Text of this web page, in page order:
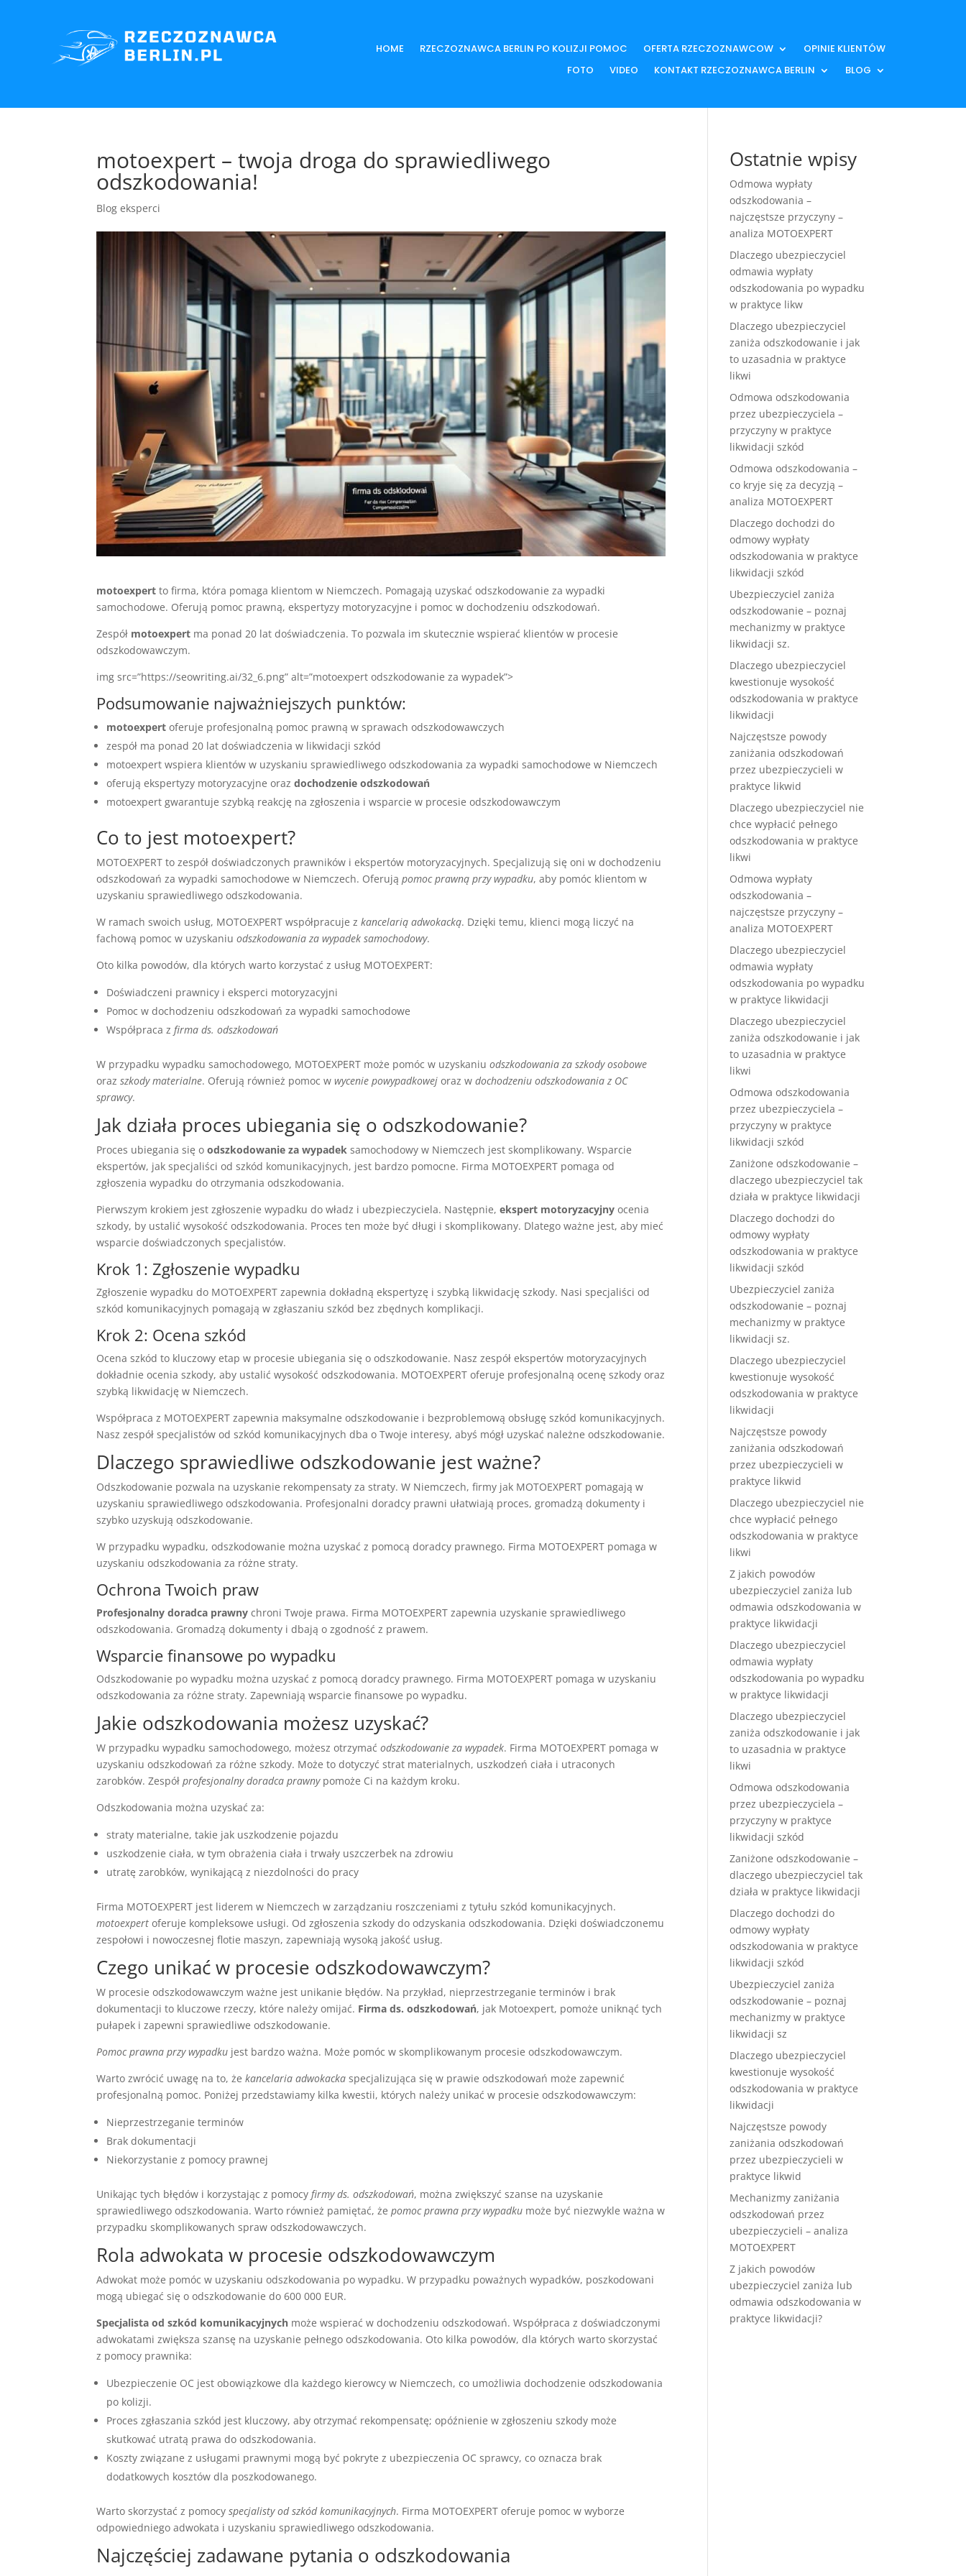
HOME RZECZOZNAWCA BERLIN PO KOLIZJI POMOC OFERTA RZECZOZNAWCOW
OPINIE KLIENTÓW
FOTO
VIDEO KONTAKT RZECZOZNAWCA BERLIN BLOG
motoexpert – twoja droga do sprawiedliwego
odszkodowania!
Blog eksperci
motoexpert to firma, która pomaga klientom w Niemczech. Pomagają uzyskać odszkodowanie za wypadki
samochodowe. Oferują pomoc prawną, ekspertyzy motoryzacyjne i pomoc w dochodzeniu odszkodowań.
Zespół motoexpert ma ponad 20 lat doświadczenia. To pozwala im skutecznie wspierać klientów w procesie
odszkodowawczym.
img src=”https://seowriting.ai/32_6.png” alt=”motoexpert odszkodowanie za wypadek”>
Podsumowanie najważniejszych punktów:
motoexpert oferuje profesjonalną pomoc prawną w sprawach odszkodowawczych
zespół ma ponad 20 lat doświadczenia w likwidacji szkód
motoexpert wspiera klientów w uzyskaniu sprawiedliwego odszkodowania za wypadki samochodowe w Niemczech
oferują ekspertyzy motoryzacyjne orazdochodzenie odszkodowań
motoexpert gwarantuje szybką reakcję na zgłoszenia i wsparcie w procesie odszkodowawczym
Co to jest motoexpert?
MOTOEXPERT to zespół doświadczonych prawników i ekspertów motoryzacyjnych. Specjalizują się oni w dochodzeniu
odszkodowań za wypadki samochodowe w Niemczech. Oferująpomoc prawną przy wypadku, aby pomóc klientom w
uzyskaniu sprawiedliwego odszkodowania.
W ramach swoich usług, MOTOEXPERT współpracuje zkancelarią adwokacką. Dzięki temu, klienci mogą liczyć na
fachową pomoc w uzyskaniuodszkodowania za wypadek samochodowy.
Oto kilka powodów, dla których warto korzystać z usług MOTOEXPERT:
Doświadczeni prawnicy i eksperci motoryzacyjni
Pomoc w dochodzeniu odszkodowań za wypadki samochodowe
Współpraca zfirma ds. odszkodowań
W przypadku wypadku samochodowego, MOTOEXPERT może pomóc w uzyskaniuodszkodowania za szkody osobowe
orazszkody materialne. Oferują również pomoc wwycenie powypadkowej oraz wdochodzeniu odszkodowania z OC
sprawcy.
Jak działa proces ubiegania się o odszkodowanie?
Proces ubiegania się oodszkodowanie za wypadek samochodowy w Niemczech jest skomplikowany. Wsparcie
ekspertów, jak specjaliści od szkód komunikacyjnych, jest bardzo pomocne. Firma MOTOEXPERT pomaga od
zgłoszenia wypadku do otrzymania odszkodowania.
Pierwszym krokiem jest zgłoszenie wypadku do władz i ubezpieczyciela. Następnie,ekspert motoryzacyjny ocenia
szkody, by ustalić wysokość odszkodowania. Proces ten może być długi i skomplikowany. Dlatego ważne jest, aby mieć
wsparcie doświadczonych specjalistów.
Krok 1: Zgłoszenie wypadku
Zgłoszenie wypadku do MOTOEXPERT zapewnia dokładną ekspertyzę i szybką likwidację szkody. Nasi specjaliści od
szkód komunikacyjnych pomagają w zgłaszaniu szkód bez zbędnych komplikacji.
Krok 2: Ocena szkód
Ocena szkód to kluczowy etap w procesie ubiegania się o odszkodowanie. Nasz zespół ekspertów motoryzacyjnych
dokładnie ocenia szkody, aby ustalić wysokość odszkodowania. MOTOEXPERT oferuje profesjonalną ocenę szkody oraz
szybką likwidację w Niemczech.
Współpraca z MOTOEXPERT zapewnia maksymalne odszkodowanie i bezproblemową obsługę szkód komunikacyjnych.
Nasz zespół specjalistów od szkód komunikacyjnych dba o Twoje interesy, abyś mógł uzyskać należne odszkodowanie.
Dlaczego sprawiedliwe odszkodowanie jest ważne?
Odszkodowanie pozwala na uzyskanie rekompensaty za straty. W Niemczech, firmy jak MOTOEXPERT pomagają w
uzyskaniu sprawiedliwego odszkodowania. Profesjonalni doradcy prawni ułatwiają proces, gromadzą dokumenty i
szybko uzyskują odszkodowanie.
W przypadku wypadku, odszkodowanie można uzyskać z pomocą doradcy prawnego. Firma MOTOEXPERT pomaga w
uzyskaniu odszkodowania za różne straty.
Ochrona Twoich praw
Profesjonalny doradca prawny chroni Twoje prawa. Firma MOTOEXPERT zapewnia uzyskanie sprawiedliwego
odszkodowania. Gromadzą dokumenty i dbają o zgodność z prawem.
Wsparcie finansowe po wypadku
Odszkodowanie po wypadku można uzyskać z pomocą doradcy prawnego. Firma MOTOEXPERT pomaga w uzyskaniu
odszkodowania za różne straty. Zapewniają wsparcie finansowe po wypadku.
Jakie odszkodowania możesz uzyskać?
W przypadku wypadku samochodowego, możesz otrzymaćodszkodowanie za wypadek. Firma MOTOEXPERT pomaga w
uzyskaniu odszkodowań za różne szkody. Może to dotyczyć strat materialnych, uszkodzeń ciała i utraconych
zarobków. Zespółprofesjonalny doradca prawnypomoże Ci na każdym kroku.
Odszkodowania można uzyskać za:
straty materialne, takie jak uszkodzenie pojazdu
uszkodzenie ciała, w tym obrażenia ciała i trwały uszczerbek na zdrowiu
utratę zarobków, wynikającą z niezdolności do pracy
Firma MOTOEXPERT jest liderem w Niemczech w zarządzaniu roszczeniami z tytułu szkód komunikacyjnych.
motoexpert oferuje kompleksowe usługi. Od zgłoszenia szkody do odzyskania odszkodowania. Dzięki doświadczonemu
zespołowi i nowoczesnej flotie maszyn, zapewniają wysoką jakość usług.
Czego unikać w procesie odszkodowawczym?
W procesie odszkodowawczym ważne jest unikanie błędów. Na przykład, nieprzestrzeganie terminów i brak
dokumentacji to kluczowe rzeczy, które należy omijać. Firma ds. odszkodowań, jak Motoexpert, pomoże uniknąć tych
pułapek i zapewni sprawiedliwe odszkodowanie.
Pomoc prawna przy wypadku jest bardzo ważna. Może pomóc w skomplikowanym procesie odszkodowawczym.
Warto zwrócić uwagę na to, żekancelaria adwokacka specjalizująca się w prawie odszkodowań może zapewnić
profesjonalną pomoc. Poniżej przedstawiamy kilka kwestii, których należy unikać w procesie odszkodowawczym:
Nieprzestrzeganie terminów
Brak dokumentacji
Niekorzystanie z pomocy prawnej
Unikając tych błędów i korzystając z pomocyfirmy ds. odszkodowań, można zwiększyć szanse na uzyskanie
sprawiedliwego odszkodowania. Warto również pamiętać, żepomoc prawna przy wypadku może być niezwykle ważna w
przypadku skomplikowanych spraw odszkodowawczych.
Rola adwokata w procesie odszkodowawczym
Adwokat może pomóc w uzyskaniu odszkodowania po wypadku. W przypadku poważnych wypadków, poszkodowani
mogą ubiegać się o odszkodowanie do 600 000 EUR.
Specjalista od szkód komunikacyjnych może wspierać w dochodzeniu odszkodowań. Współpraca z doświadczonymi
adwokatami zwiększa szansę na uzyskanie pełnego odszkodowania. Oto kilka powodów, dla których warto skorzystać
z pomocy prawnika:
Ubezpieczenie OC jest obowiązkowe dla każdego kierowcy w Niemczech, co umożliwia dochodzenie odszkodowania
po kolizji.
Proces zgłaszania szkód jest kluczowy, aby otrzymać rekompensatę; opóźnienie w zgłoszeniu szkody może
skutkować utratą prawa do odszkodowania.
Koszty związane z usługami prawnymi mogą być pokryte z ubezpieczenia OC sprawcy, co oznacza brak
dodatkowych kosztów dla poszkodowanego.
Warto skorzystać z pomocyspecjalisty od szkód komunikacyjnych. Firma MOTOEXPERT oferuje pomoc w wyborze
odpowiedniego adwokata i uzyskaniu sprawiedliwego odszkodowania.
Najczęściej zadawane pytania o odszkodowania
Ostatnie wpisy
Odmowa wypłaty
odszkodowania –
najczęstsze przyczyny –
analiza MOTOEXPERT
Dlaczego ubezpieczyciel
odmawia wypłaty
odszkodowania po wypadku
w praktyce likw
Dlaczego ubezpieczyciel
zaniża odszkodowanie i jak
to uzasadnia w praktyce
likwi
Odmowa odszkodowania
przez ubezpieczyciela –
przyczyny w praktyce
likwidacji szkód
Odmowa odszkodowania –
co kryje się za decyzją –
analiza MOTOEXPERT
Dlaczego dochodzi do
odmowy wypłaty
odszkodowania w praktyce
likwidacji szkód
Ubezpieczyciel zaniża
odszkodowanie – poznaj
mechanizmy w praktyce
likwidacji sz.
Dlaczego ubezpieczyciel
kwestionuje wysokość
odszkodowania w praktyce
likwidacji
Najczęstsze powody
zaniżania odszkodowań
przez ubezpieczycieli w
praktyce likwid
Dlaczego ubezpieczyciel nie
chce wypłacić pełnego
odszkodowania w praktyce
likwi
Odmowa wypłaty
odszkodowania –
najczęstsze przyczyny –
analiza MOTOEXPERT
Dlaczego ubezpieczyciel
odmawia wypłaty
odszkodowania po wypadku
w praktyce likwidacji
Dlaczego ubezpieczyciel
zaniża odszkodowanie i jak
to uzasadnia w praktyce
likwi
Odmowa odszkodowania
przez ubezpieczyciela –
przyczyny w praktyce
likwidacji szkód
Zaniżone odszkodowanie –
dlaczego ubezpieczyciel tak
działa w praktyce likwidacji
Dlaczego dochodzi do
odmowy wypłaty
odszkodowania w praktyce
likwidacji szkód
Ubezpieczyciel zaniża
odszkodowanie – poznaj
mechanizmy w praktyce
likwidacji sz.
Dlaczego ubezpieczyciel
kwestionuje wysokość
odszkodowania w praktyce
likwidacji
Najczęstsze powody
zaniżania odszkodowań
przez ubezpieczycieli w
praktyce likwid
Dlaczego ubezpieczyciel nie
chce wypłacić pełnego
odszkodowania w praktyce
likwi
Z jakich powodów
ubezpieczyciel zaniża lub
odmawia odszkodowania w
praktyce likwidacji
Dlaczego ubezpieczyciel
odmawia wypłaty
odszkodowania po wypadku
w praktyce likwidacji
Dlaczego ubezpieczyciel
zaniża odszkodowanie i jak
to uzasadnia w praktyce
likwi
Odmowa odszkodowania
przez ubezpieczyciela –
przyczyny w praktyce
likwidacji szkód
Zaniżone odszkodowanie –
dlaczego ubezpieczyciel tak
działa w praktyce likwidacji
Dlaczego dochodzi do
odmowy wypłaty
odszkodowania w praktyce
likwidacji szkód
Ubezpieczyciel zaniża
odszkodowanie – poznaj
mechanizmy w praktyce
likwidacji sz
Dlaczego ubezpieczyciel
kwestionuje wysokość
odszkodowania w praktyce
likwidacji
Najczęstsze powody
zaniżania odszkodowań
przez ubezpieczycieli w
praktyce likwid
Mechanizmy zaniżania
odszkodowań przez
ubezpieczycieli – analiza
MOTOEXPERT
Z jakich powodów
ubezpieczyciel zaniża lub
odmawia odszkodowania w
praktyce likwidacji?